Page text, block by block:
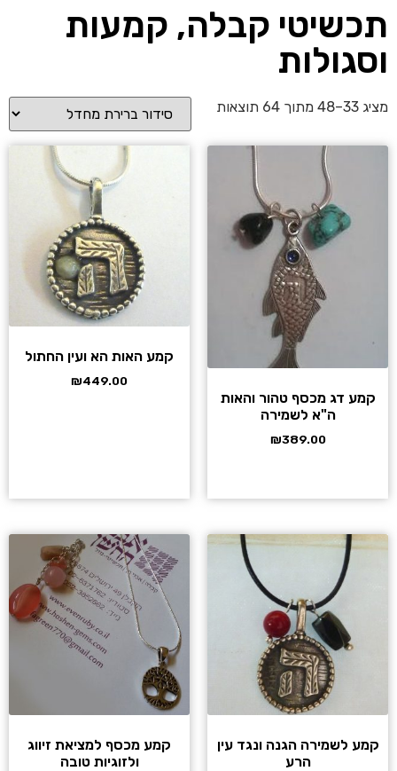
תכשיטי קבלה, קמעות
וסגולות
מציג 33–48 מתוך 64 תוצאות
קמע דג מכסף טהור והאות
ה"א לשמירה
₪389.00
קמע האות הא ועין החתול
₪449.00
קמע לשמירה הגנה ונגד עין
הרע
קמע מכסף למציאת זיווג
ולזוגיות טובה